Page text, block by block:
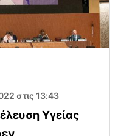
στις 13:43
Υγείας